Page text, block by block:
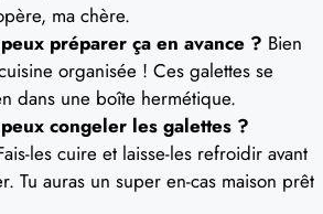
ma chère.
préparer ça en avance ? Bien
organisée ! Ces galettes se
dans une boîte hermétique.
congeler les galettes ?
les cuire et laisse-les refroidir avant
Tu auras un super en-cas maison prêt